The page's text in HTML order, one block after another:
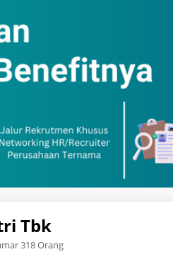
Tbk
318 Orang